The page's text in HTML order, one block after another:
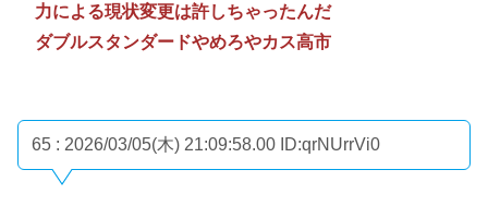
力による現状変更は許しちゃったんだ
ダブルスタンダードやめろやカス高市
65 : 2026/03/05(木) 21:09:58.00 ID:qrNUrrVi0